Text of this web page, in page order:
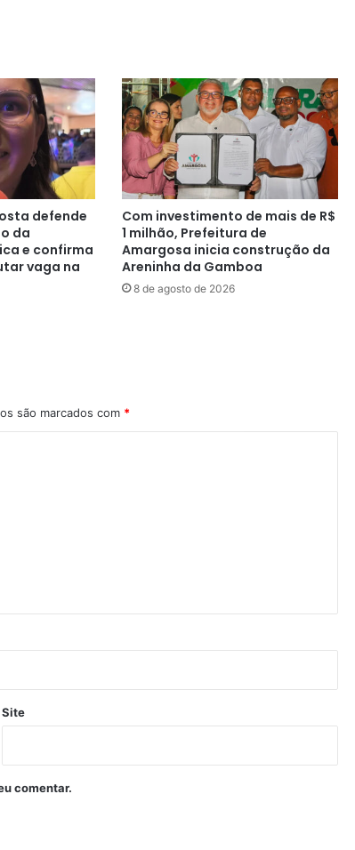
defende
da
e confirma
vaga na
Com investimento de mais de R$
1 milhão, Prefeitura de
Amargosa inicia construção da
Areninha da Gamboa
8 de agosto de 2026
são marcados com *
Site
comentar.